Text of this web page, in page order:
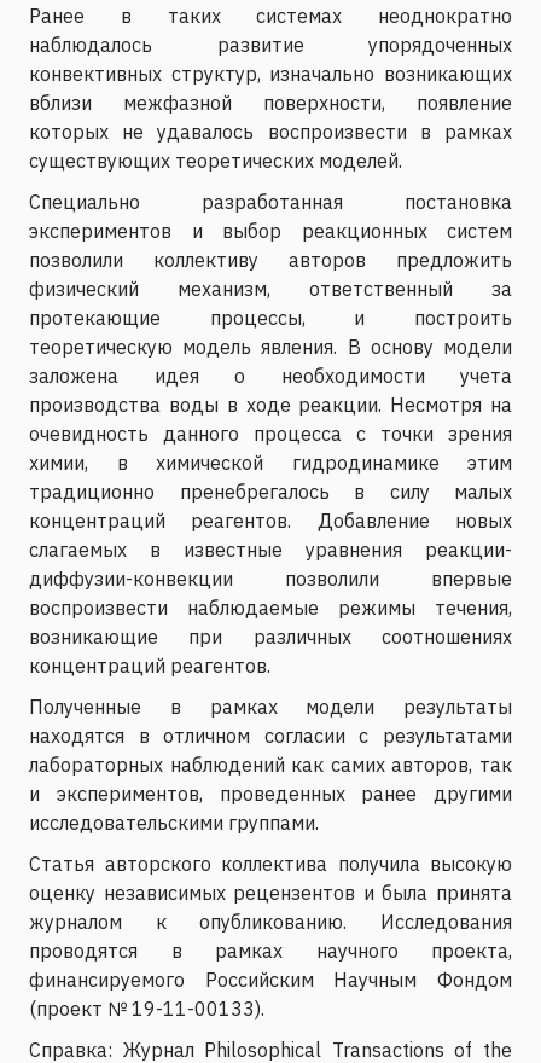
Ранее в таких системах неоднократно
наблюдалось развитие упорядоченных
конвективных структур, изначально возникающих
вблизи межфазной поверхности, появление
которых не удавалось воспроизвести в рамках
существующих теоретических моделей.
Специально разработанная постановка
экспериментов и выбор реакционных систем
позволили коллективу авторов предложить
физический механизм, ответственный за
протекающие процессы, и построить
теоретическую модель явления. В основу модели
заложена идея о необходимости учета
производства воды в ходе реакции. Несмотря на
очевидность данного процесса с точки зрения
химии, в химической гидродинамике этим
традиционно пренебрегалось в силу малых
концентраций реагентов. Добавление новых
слагаемых в известные уравнения реакции-
диффузии-конвекции позволили впервые
воспроизвести наблюдаемые режимы течения,
возникающие при различных соотношениях
концентраций реагентов.
Полученные в рамках модели результаты
находятся в отличном согласии с результатами
лабораторных наблюдений как самих авторов, так
и экспериментов, проведенных ранее другими
исследовательскими группами.
Статья авторского коллектива получила высокую
оценку независимых рецензентов и была принята
журналом к опубликованию. Исследования
проводятся в рамках научного проекта,
финансируемого Российским Научным Фондом
(проект № 19-11-00133).
Справка: Журнал Philosophical Transactions of the